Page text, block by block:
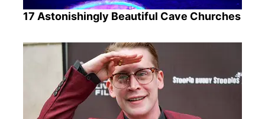
17 Astonishingly Beautiful Cave Churches